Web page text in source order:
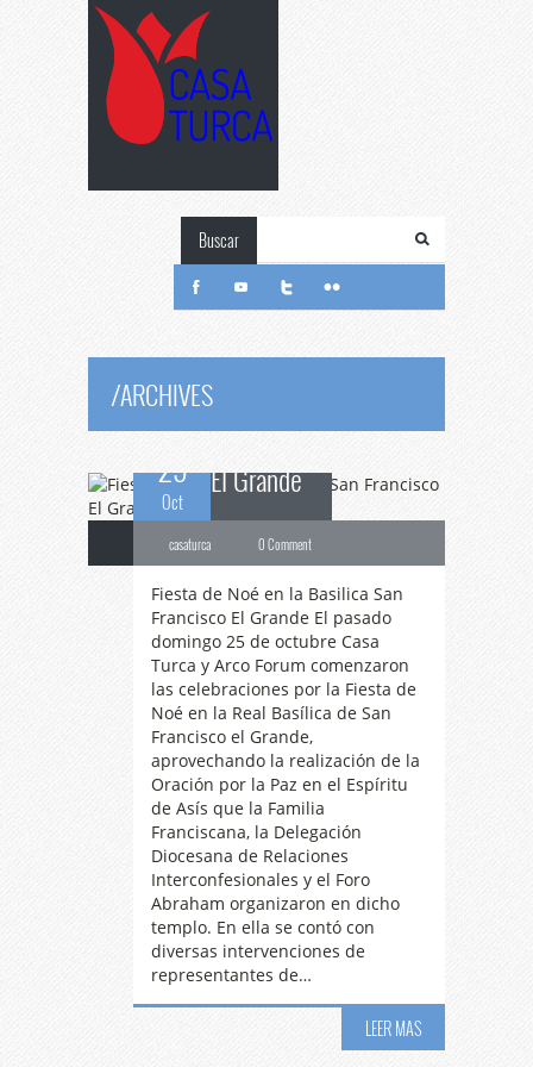
Buscar
/ARCHIVES
25
Oct
Fiestade Noé en la
Basilica San Francisco
El Grande
casaturca 0 Comment
Fiesta de Noé en la Basilica San
Francisco El Grande El pasado
domingo 25 de octubre Casa
Turca y Arco Forum comenzaron
las celebraciones por la Fiesta de
Noé en la Real Basílica de San
Francisco el Grande,
aprovechando la realización de la
Oración por la Paz en el Espíritu
de Asís que la Familia
Franciscana, la Delegación
Diocesana de Relaciones
Interconfesionales y el Foro
Abraham organizaron en dicho
templo. En ella se contó con
diversas intervenciones de
representantes de…
LEER MAS